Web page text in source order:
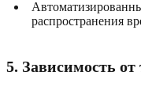
распространения
5. Зависимость